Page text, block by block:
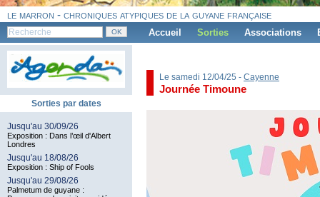
le marron - chroniques atypiques de la guyane française
Accueil Sorties Associations
Sorties par dates
Jusqu'au 30/09/26
Exposition : Dans l’œil d'Albert
Londres
Jusqu'au 18/08/26
Exposition : Ship of Fools
Jusqu'au 29/08/26
Palmetum de guyane :
Le samedi 12/04/25 - Cayenne
Journée Timoune